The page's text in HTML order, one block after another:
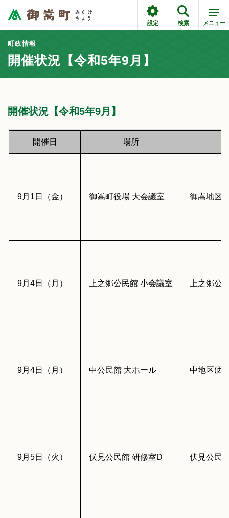
設定 検索 メニュー
町政情報
開催状況【令和5年9月】
開催状況【令和5年9月】
開催日 場所
9月1日（金） 御嵩町役場 大会議室 御嵩地区(
9月4日（月） 上之郷公民館 小会議室 上之郷公
9月4日（月） 中公民館 大ホール 中地区(西
9月5日（火） 伏見公民館 研修室D 伏見公民